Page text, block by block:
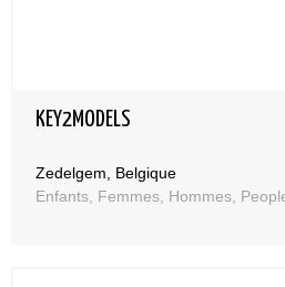
KEY2MODELS
Zedelgem, Belgique
Enfants, Femmes, Hommes,